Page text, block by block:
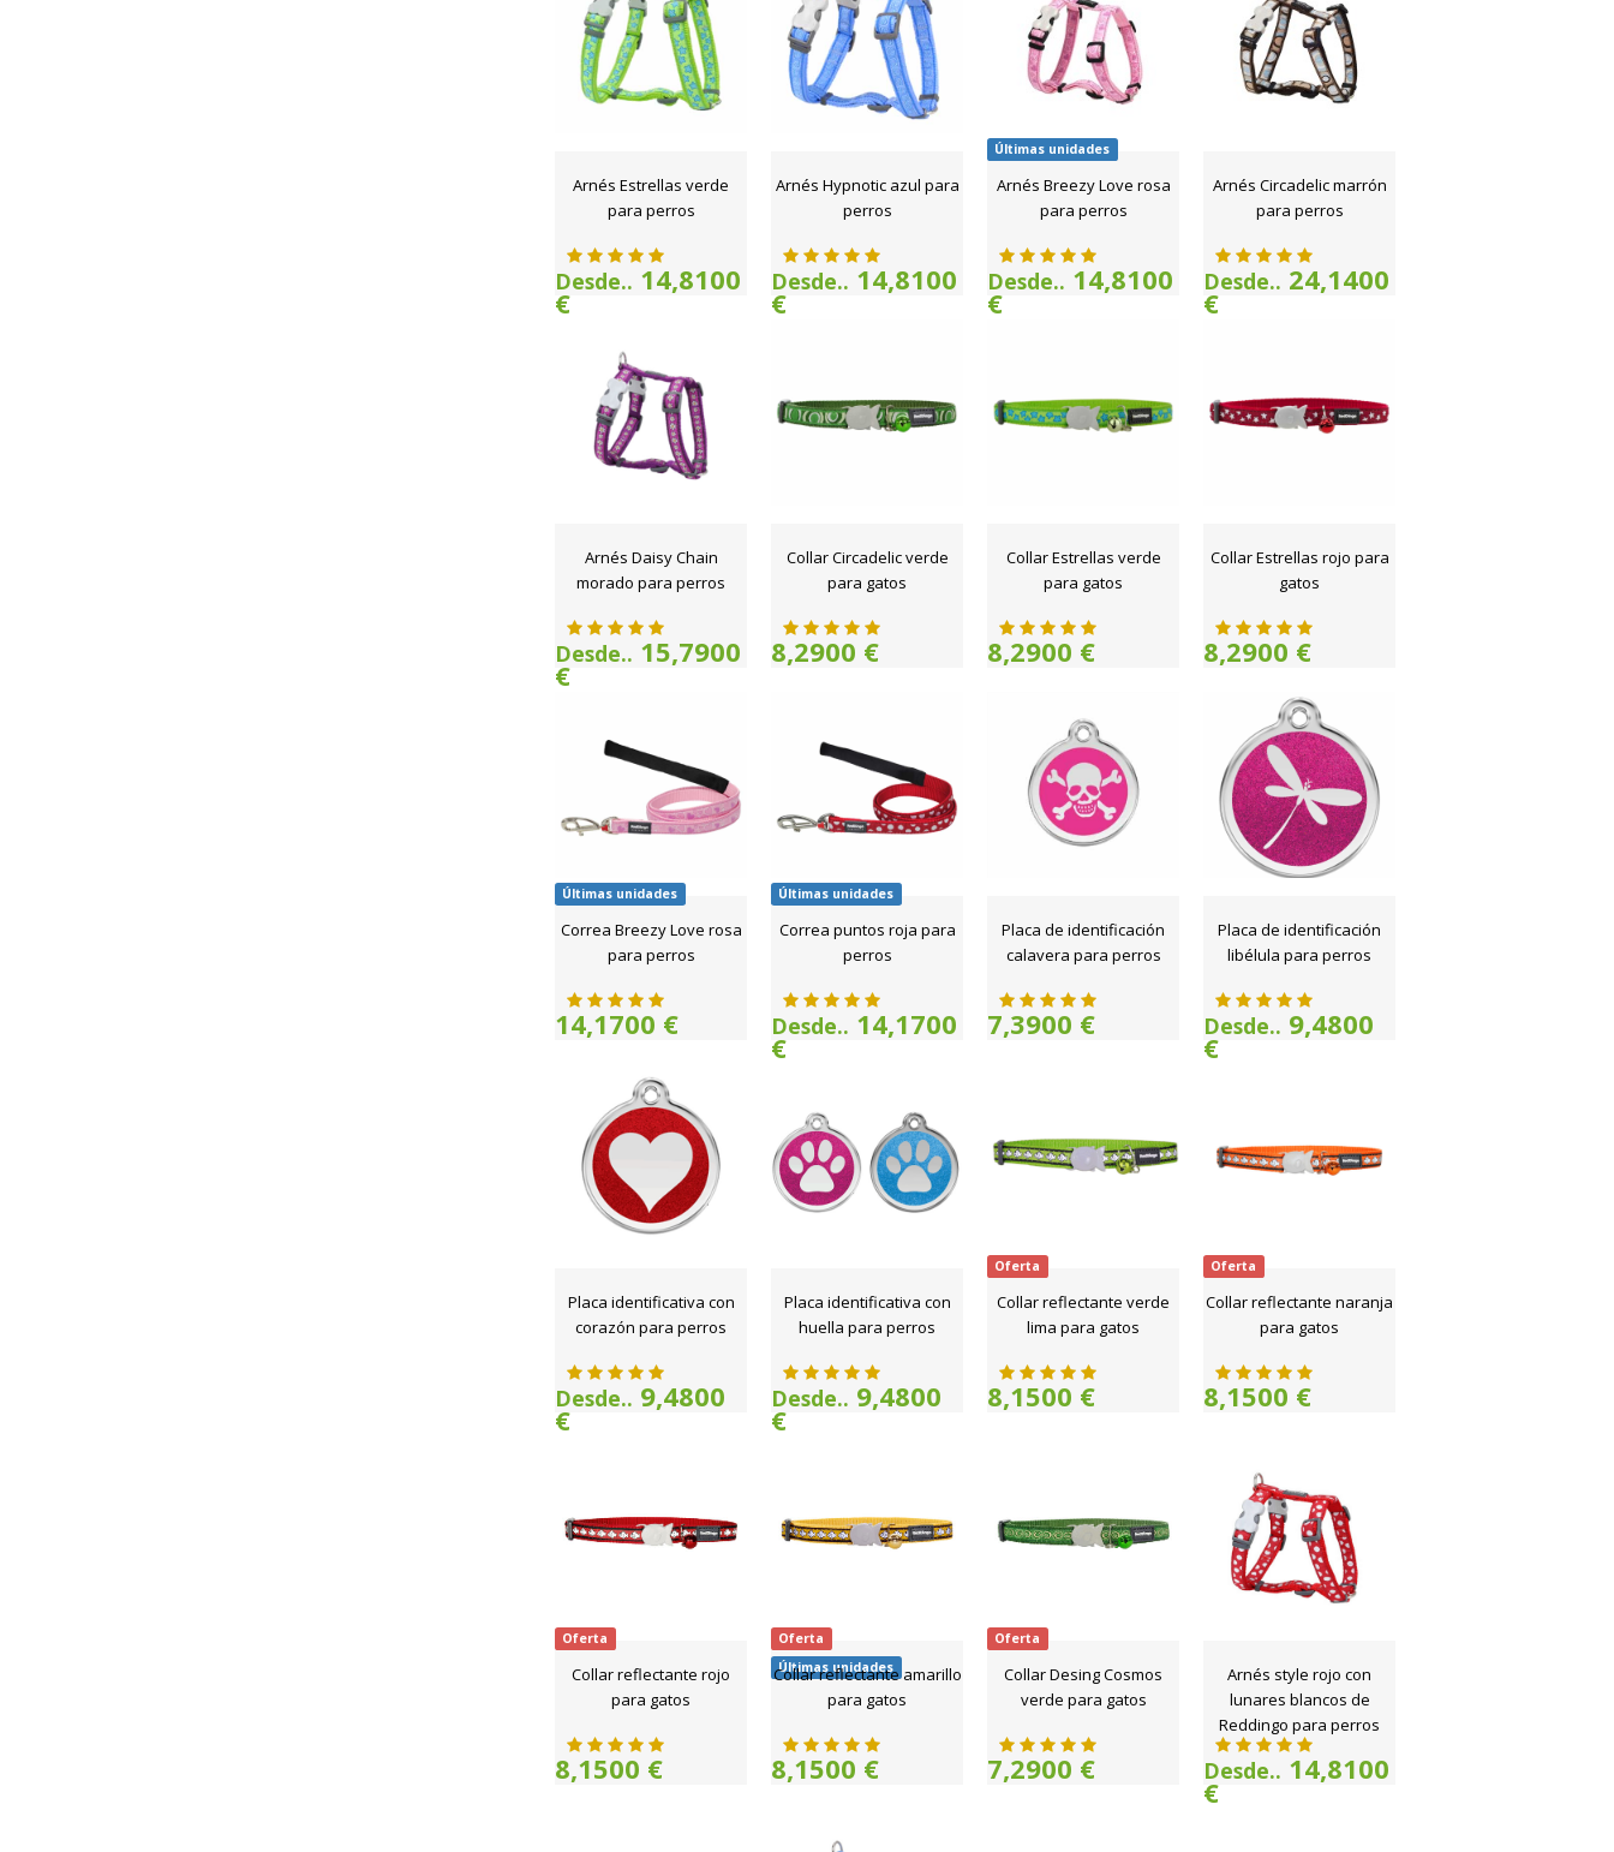
Arnés Estrellas verde
para perros
Desde.. 14,8100
€
Arnés Hypnotic azul para
perros
Desde.. 14,8100
€
Últimas unidades
Arnés Breezy Love rosa
para perros
Desde.. 14,8100
€
Arnés Circadelic marrón
para perros
Desde.. 24,1400
€
Arnés Daisy Chain
morado para perros
Desde.. 15,7900
€
Collar Circadelic verde
para gatos
8,2900 €
Collar Estrellas verde
para gatos
8,2900 €
Collar Estrellas rojo para
gatos
8,2900 €
Últimas unidades
Correa Breezy Love rosa
para perros
14,1700 €
Últimas unidades
Correa puntos roja para
perros
Desde.. 14,1700
€
Placa de identificación
calavera para perros
7,3900 €
Placa de identificación
libélula para perros
Desde.. 9,4800
€
Placa identificativa con
corazón para perros
Desde.. 9,4800
€
Placa identificativa con
huella para perros
Desde.. 9,4800
€
Oferta
Collar reflectante verde
lima para gatos
8,1500 €
Oferta
Collar reflectante naranja
para gatos
8,1500 €
Oferta
Collar reflectante rojo
para gatos
8,1500 €
Oferta
Últimas unidades
Collar reflectante amarillo
para gatos
8,1500 €
Oferta
Collar Desing Cosmos
verde para gatos
7,2900 €
Arnés style rojo con
lunares blancos de
Reddingo para perros
Desde.. 14,8100
€